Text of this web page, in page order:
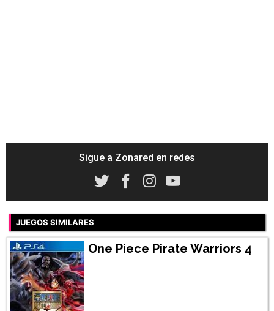
Sigue a Zonared en redes
JUEGOS SIMILARES
One Piece Pirate Warriors 4